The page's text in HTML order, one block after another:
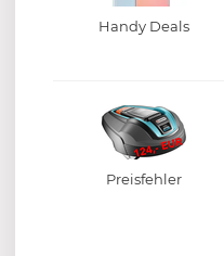
Handy Deals
Preisfehler